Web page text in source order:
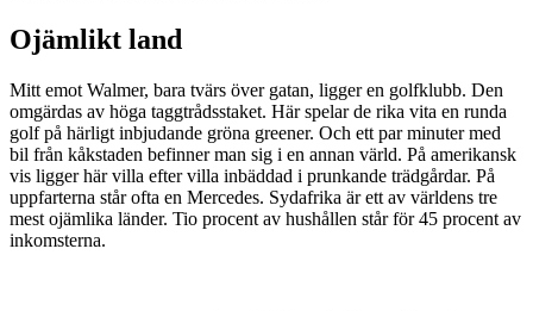
Ojämlikt land
Mitt emot Walmer, bara tvärs över gatan, ligger en golfklubb. Den
omgärdas av höga taggtrådsstaket. Här spelar de rika vita en runda
golf på härligt inbjudande gröna greener. Och ett par minuter med
bil från kåkstaden befinner man sig i en annan värld. På amerikansk
vis ligger här villa efter villa inbäddad i prunkande trädgårdar. På
uppfarterna står ofta en Mercedes. Sydafrika är ett av världens tre
mest ojämlika länder. Tio procent av hushållen står för 45 procent av
inkomsterna.